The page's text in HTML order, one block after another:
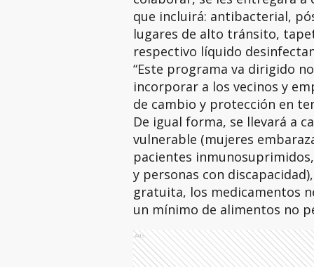
que incluirá: antibacterial,
lugares de alto tránsito,
respectivo líquido
“Este programa va dirigido
incorporar a los vecinos y
de cambio y protección en
De igual forma, se llevará a
vulnerable (mujeres
pacientes
y personas con
gratuita, los medicamentos
un mínimo de alimentos no
Ads